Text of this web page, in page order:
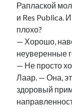
Раплаской
и Res Publica.
плохо?
— Хорошо,
неуверенные
— Не просто
Лаар. — Она,
здоровый